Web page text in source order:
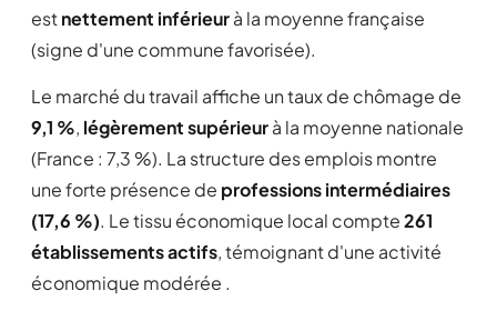
estnettement inférieurà la moyenne française
(signe d'une commune favorisée).
Le marché du travail affiche un taux de chômage de
9,1 %, légèrement supérieurà la moyenne nationale
(France : 7,3 %). La structure des emplois montre
une forte présence de professions intermédiaires
(17,6 %). Le tissu économique local compte261
établissements actifs, témoignant d'une activité
économique modérée .